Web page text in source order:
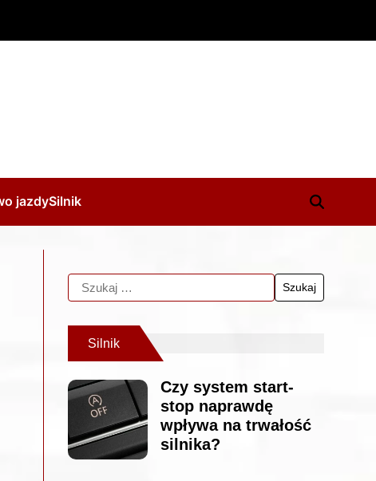
jazdySilnik
Silnik
Czy system start-
stop naprawdę
wpływa na trwałość
silnika?